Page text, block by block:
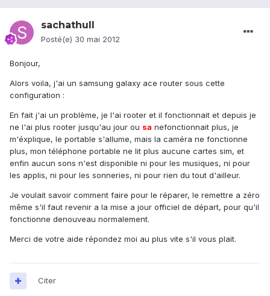
sachathull
Posté(e) 30 mai 2012
Bonjour,
Alors voila, j'ai un samsung galaxy ace router sous cette
configuration :
En fait j'ai un problème, je l'ai rooter et il fonctionnait et depuis je
ne l'ai plus rooter jusqu'au jour ou sa nefonctionnait plus, je
m'éxplique, le portable s'allume, mais la caméra ne fonctionne
plus, mon téléphone portable ne lit plus aucune cartes sim, et
enfin aucun sons n'est disponible ni pour les musiques, ni pour
les applis, ni pour les sonneries, ni pour rien du tout d'ailleur.
Je voulait savoir comment faire pour le réparer, le remettre a zéro
même s'il faut revenir a la mise a jour officiel de départ, pour qu'il
fonctionne denouveau normalement.
Merci de votre aide répondez moi au plus vite s'il vous plait.
Citer